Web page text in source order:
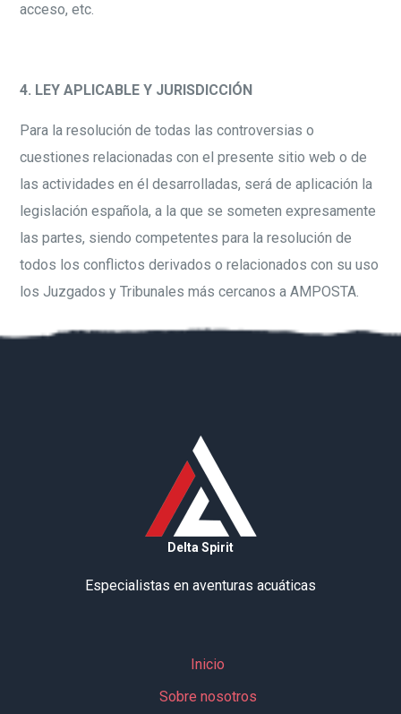
acceso, etc.
4. LEY APLICABLE Y JURISDICCIÓN
Para la resolución de todas las controversias o
cuestiones relacionadas con el presente sitio web o de
las actividades en él desarrolladas, será de aplicación la
legislación española, a la que se someten expresamente
las partes, siendo competentes para la resolución de
todos los conflictos derivados o relacionados con su uso
los Juzgados y Tribunales más cercanos a AMPOSTA.
Delta Spirit
Especialistas en aventuras acuáticas
Inicio
Sobre nosotros